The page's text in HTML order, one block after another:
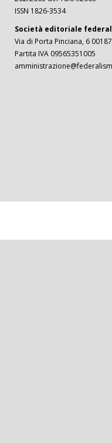
ISSN 1826-3534
Società editoriale
Via di Porta Pinciana, 6
Partita IVA 09565351005